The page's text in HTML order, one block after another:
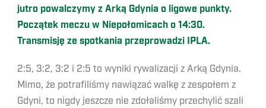
jutro powalczymy z Arką Gdynia o ligowe punkty.
Początek meczu w Niepołomicach o 14:30.
Transmisję ze spotkania przeprowadzi IPLA.
2:5, 3:2, 3:2 i 2:5 to wyniki rywalizacji z Arką Gdynia.
Mimo, że potrafiliśmy nawiązać walkę z zespołem z
Gdyni, to nigdy jeszcze nie zdołaliśmy przechylić szali